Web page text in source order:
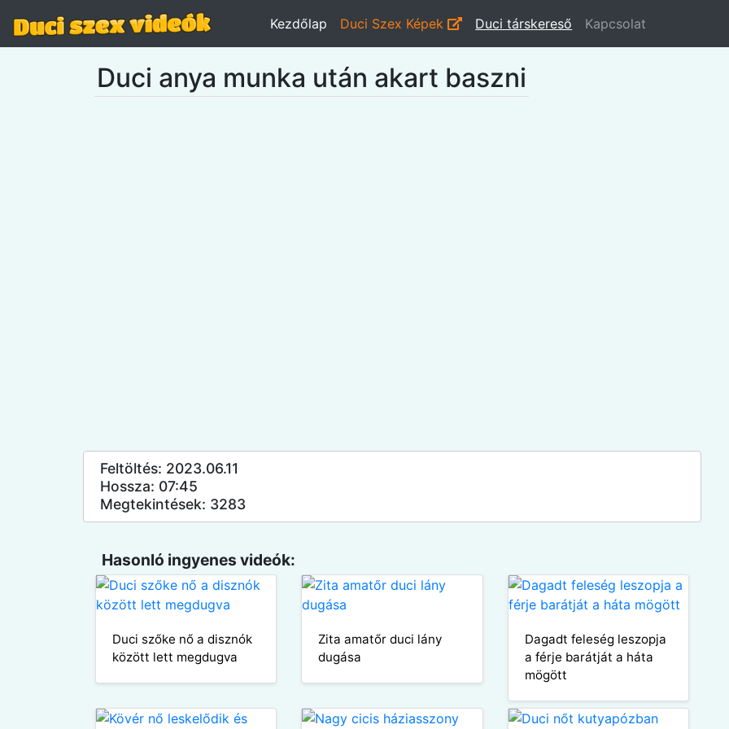
Kezdőlap Duci Szex Képek Duci társkereső Kapcsolat
Duci anya munka után akart baszni
Feltöltés: 2023.06.11
Hossza: 07:45
Megtekintések: 3283
Hasonló ingyenes videók:
Duci szőke nő a disznók
között lett megdugva
Zita amatőr duci lány
dugása
Dagadt feleség leszopja
a férje barátját a háta
mögött